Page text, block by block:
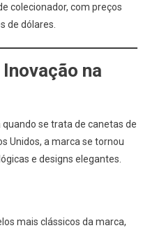
colecionador, com preços
de dólares.
na
se trata de canetas de
Unidos, a marca se tornou
e designs elegantes.
mais clássicos da marca,